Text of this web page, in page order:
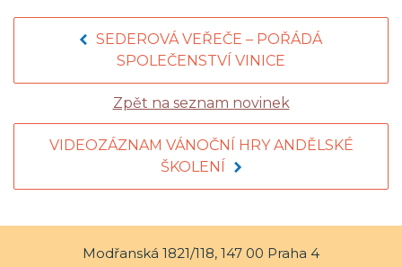
SEDEROVÁ VEŘEČE – POŘÁDÁ
SPOLEČENSTVÍ VINICE
Zpět na seznam novinek
VIDEOZÁZNAM VÁNOČNÍ HRY ANDĚLSKÉ
ŠKOLENÍ
Modřanská 1821/118, 147 00 Praha 4